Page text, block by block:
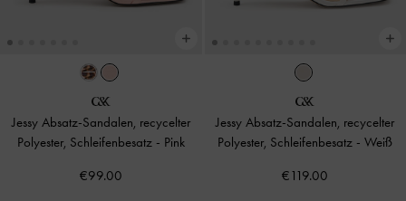
Jessy Absatz-Sandalen, recycelter
Polyester, Schleifenbesatz - Pink
€99.00
Jessy Absatz-Sandalen, recycelter
Polyester, Schleifenbesatz -Weiß
€119.00